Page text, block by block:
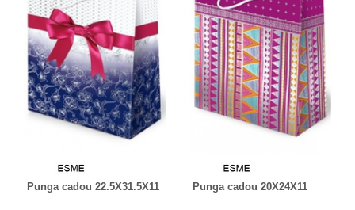
Punga cadou 22.5X31.5X11 Punga cadou 20X24X11